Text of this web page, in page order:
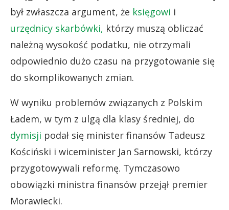
był zwłaszcza argument, że księgowi i
urzędnicy skarbówki, którzy muszą obliczać
należną wysokość podatku, nie otrzymali
odpowiednio dużo czasu na przygotowanie się
do skomplikowanych zmian.
W wyniku problemów związanych z Polskim
Ładem, w tym z ulgą dla klasy średniej, do
dymisji podał się minister finansów Tadeusz
Kościński i wiceminister Jan Sarnowski, którzy
przygotowywali reformę. Tymczasowo
obowiązki ministra finansów przejął premier
Morawiecki.